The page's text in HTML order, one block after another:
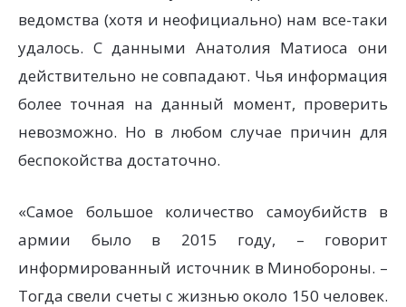
ведомства (хотя и неофициально) нам все-таки
удалось. С данными Анатолия Матиоса они
действительно не совпадают. Чья информация
более точная на данный момент, проверить
невозможно. Но в любом случае причин для
беспокойства достаточно.
«Самое большое количество самоубийств в
армии было в 2015 году, – говорит
информированный источник в Минобороны. –
Тогда свели счеты с жизнью около 150 человек.